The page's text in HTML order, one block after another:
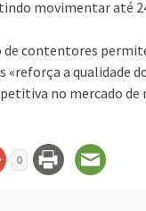
movimentar até
contentores
«reforça a qualidade
no mercado
0